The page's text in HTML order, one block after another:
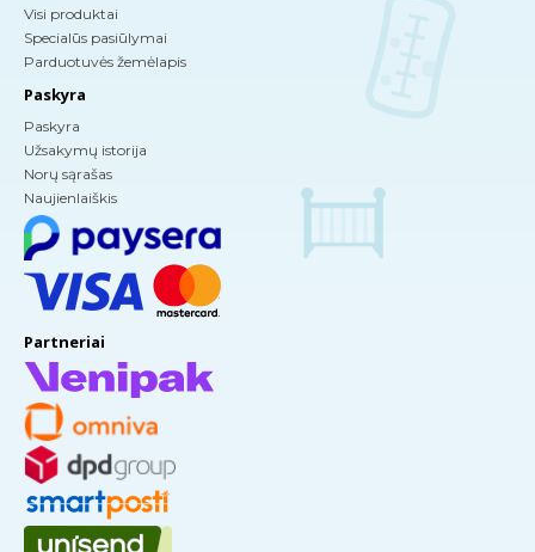
Visi produktai
Specialūs pasiūlymai
Parduotuvės žemėlapis
Paskyra
Paskyra
Užsakymų istorija
Norų sąrašas
Naujienlaiškis
Partneriai